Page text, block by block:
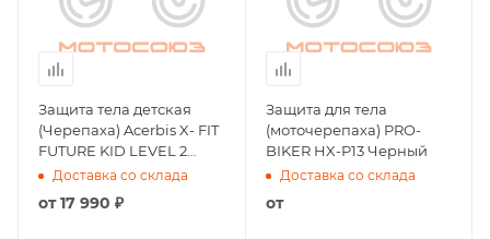
Защита тела детская
(Черепаха) Acerbis X- FIT
FUTURE KID LEVEL 2
Black/Yellow
Доставка со склада
от17 990 ₽
Защита для тела
(моточерепаха) PRO-
BIKER HX-P13 Черный
Доставка со склада
от